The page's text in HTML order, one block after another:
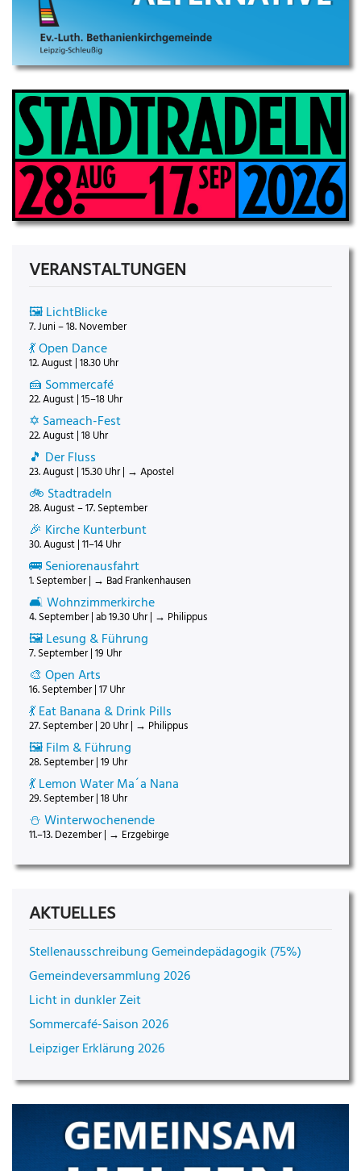
VERANSTALTUNGEN
🖼️ LichtBlicke
7. Juni – 18. November
💃 Open Dance
12. August | 18.30 Uhr
🍰 Sommercafé
22. August | 15–18 Uhr
✡️ Sameach-Fest
22. August | 18 Uhr
🎵 Der Fluss
23. August | 15.30 Uhr | → Apostel
🚲 Stadtradeln
28. August – 17. September
🎉 Kirche Kunterbunt
30. August | 11–14 Uhr
🚌 Seniorenausfahrt
1. September | → Bad Frankenhausen
🛋️ Wohnzimmerkirche
4. September | ab 19.30 Uhr | → Philippus
🖼️ Lesung & Führung
7. September | 19 Uhr
🎨 Open Arts
16. September | 17 Uhr
💃 Eat Banana & Drink Pills
27. September | 20 Uhr | → Philippus
🖼️ Film & Führung
28. September | 19 Uhr
💃 Lemon Water Ma´a Nana
29. September | 18 Uhr
⛄ Winterwochenende
11.–13. Dezember | → Erzgebirge
AKTUELLES
Stellenausschreibung Gemeindepädagogik (75%)
Gemeindeversammlung 2026
Licht in dunkler Zeit
Sommercafé-Saison 2026
Leipziger Erklärung 2026